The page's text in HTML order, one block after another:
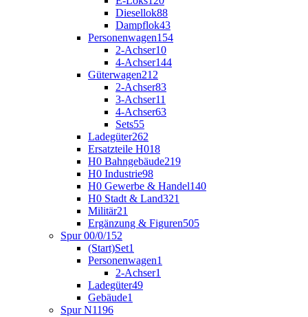
Diesellok88
Dampflok43
Personenwagen154
2-Achser10
4-Achser144
Güterwagen212
2-Achser83
3-Achser11
4-Achser63
Sets55
Ladegüter262
Ersatzteile H018
H0 Bahngebäude219
H0 Industrie98
H0 Gewerbe & Handel140
H0 Stadt & Land321
Militär21
Ergänzung & Figuren505
Spur 00/0/1 52
(Start)Set1
Personenwagen1
2-Achser1
Ladegüter49
Gebäude1
Spur N1196